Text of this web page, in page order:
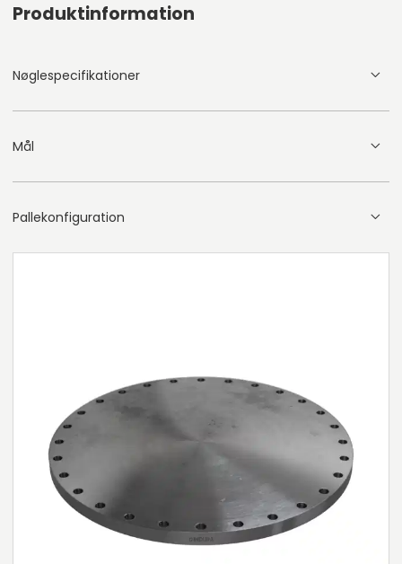
Produktinformation
Nøglespecifikationer
Mål
Pallekonfiguration